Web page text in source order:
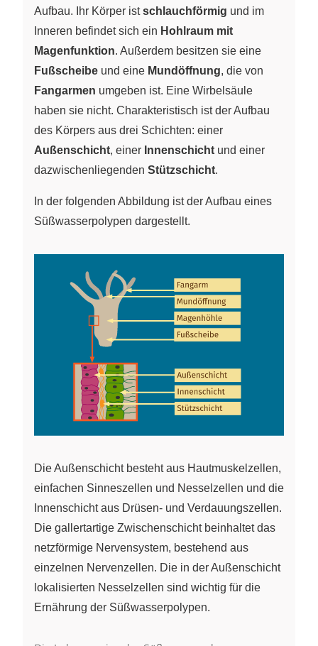
Aufbau. Ihr Körper istschlauchförmig und im
Inneren befindet sich ein Hohlraum mit
Magenfunktion. Außerdem besitzen sie eine
Fußscheibe und eine Mundöffnung, die von
Fangarmen umgeben ist. Eine Wirbelsäule
haben sie nicht. Charakteristisch ist der Aufbau
des Körpers aus drei Schichten: einer
Außenschicht, einer Innenschicht und einer
dazwischenliegenden Stützschicht.
In der folgenden Abbildung ist der Aufbau eines
Süßwasserpolypen dargestellt.
Die Außenschicht besteht aus Hautmuskelzellen,
einfachen Sinneszellen und Nesselzellen und die
Innenschicht aus Drüsen- und Verdauungszellen.
Die gallertartige Zwischenschicht beinhaltet das
netzförmige Nervensystem, bestehend aus
einzelnen Nervenzellen. Die in der Außenschicht
lokalisierten Nesselzellen sind wichtig für die
Ernährung der Süßwasserpolypen.